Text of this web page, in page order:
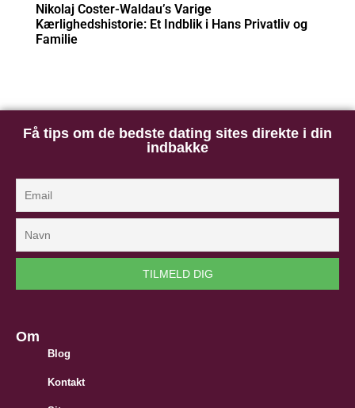
Nikolaj Coster-Waldau’s Varige
Kærlighedshistorie: Et Indblik i Hans Privatliv og
Familie
Få tips om de bedste dating sites direkte i din
indbakke
Om
Blog
Kontakt